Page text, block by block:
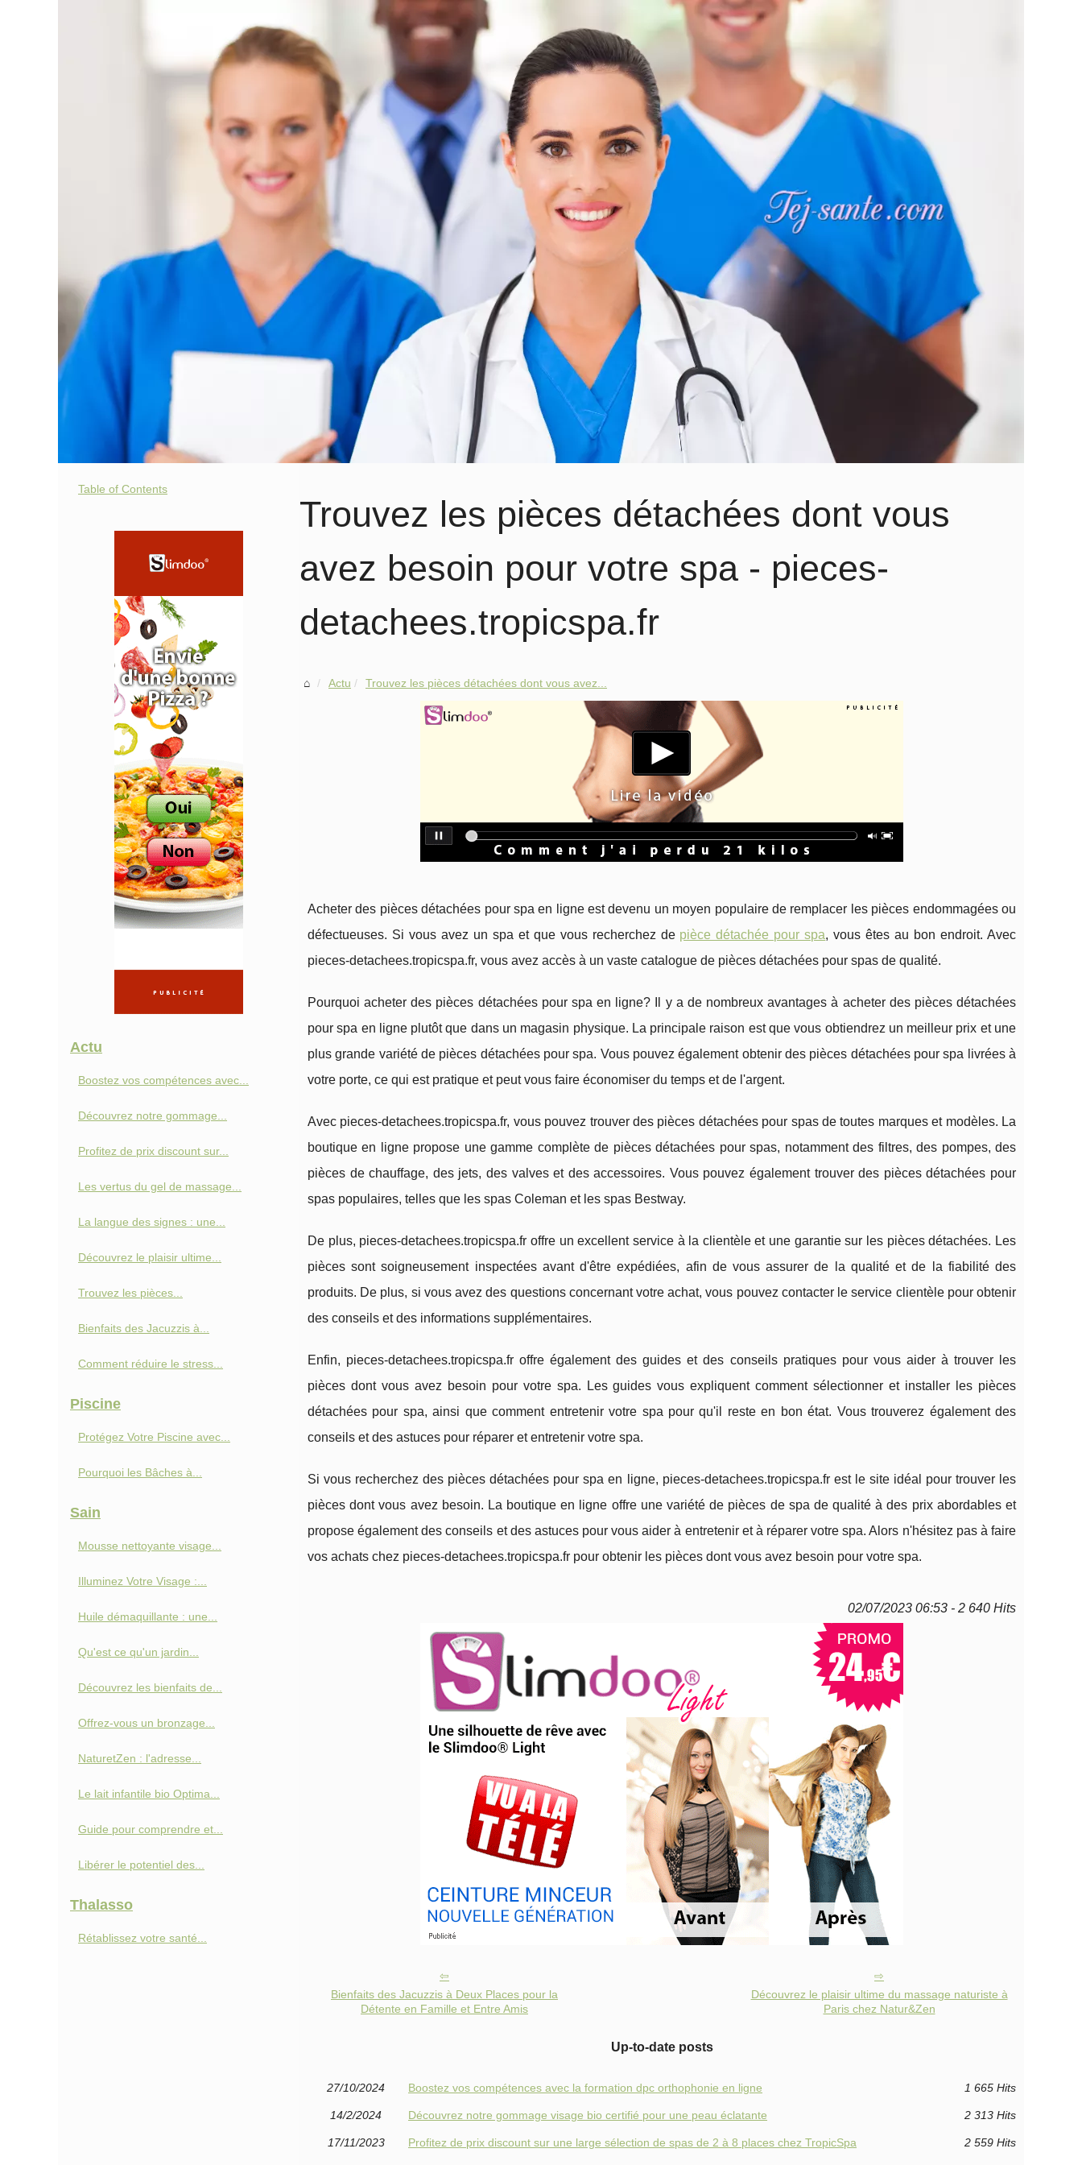
Trouvez les pièces détachées dont vous
avez besoin pour votre spa - pieces-
detachees.tropicspa.fr
Actu Trouvez les pièces détachées dont vous avez...
Acheter des pièces détachées pour spa en ligne est devenu un moyen populaire de remplacer les pièces endommagées ou
défectueuses. Si vous avez un spa et que vous recherchez de pièce détachée pour spa, vous êtes au bon endroit. Avec
pieces-detachees.tropicspa.fr, vous avez accès à un vaste catalogue de pièces détachées pour spas de qualité.
Pourquoi acheter des pièces détachées pour spa en ligne? Il y a de nombreux avantages à acheter des pièces détachées
pour spa en ligne plutôt que dans un magasin physique. La principale raison est que vous obtiendrez un meilleur prix et une
plus grande variété de pièces détachées pour spa. Vous pouvez également obtenir des pièces détachées pour spa livrées à
votre porte, ce qui est pratique et peut vous faire économiser du temps et de l'argent.
Avec pieces-detachees.tropicspa.fr, vous pouvez trouver des pièces détachées pour spas de toutes marques et modèles. La
boutique en ligne propose une gamme complète de pièces détachées pour spas, notamment des filtres, des pompes, des
pièces de chauffage, des jets, des valves et des accessoires. Vous pouvez également trouver des pièces détachées pour
spas populaires, telles que les spas Coleman et les spas Bestway.
De plus, pieces-detachees.tropicspa.fr offre un excellent service à la clientèle et une garantie sur les pièces détachées. Les
pièces sont soigneusement inspectées avant d'être expédiées, afin de vous assurer de la qualité et de la fiabilité des
produits. De plus, si vous avez des questions concernant votre achat, vous pouvez contacter le service clientèle pour obtenir
des conseils et des informations supplémentaires.
Enfin, pieces-detachees.tropicspa.fr offre également des guides et des conseils pratiques pour vous aider à trouver les
pièces dont vous avez besoin pour votre spa. Les guides vous expliquent comment sélectionner et installer les pièces
détachées pour spa, ainsi que comment entretenir votre spa pour qu'il reste en bon état. Vous trouverez également des
conseils et des astuces pour réparer et entretenir votre spa.
Si vous recherchez des pièces détachées pour spa en ligne, pieces-detachees.tropicspa.fr est le site idéal pour trouver les
pièces dont vous avez besoin. La boutique en ligne offre une variété de pièces de spa de qualité à des prix abordables et
propose également des conseils et des astuces pour vous aider à entretenir et à réparer votre spa. Alors n'hésitez pas à faire
vos achats chez pieces-detachees.tropicspa.fr pour obtenir les pièces dont vous avez besoin pour votre spa.
02/07/2023 06:53 - 2 640 Hits
Bienfaits des Jacuzzis à Deux Places pour la
Détente en Famille et Entre Amis
Découvrez le plaisir ultime du massage naturiste à
Paris chez Natur&Zen
Up-to-date posts
27/10/2024 Boostez vos compétences avec la formation dpc orthophonie en ligne 1 665 Hits
14/2/2024 Découvrez notre gommage visage bio certifié pour une peau éclatante 2 313 Hits
17/11/2023 Profitez de prix discount sur une large sélection de spas de 2 à 8 places chez TropicSpa 2 559 Hits
Table of Contents
Actu
Boostez vos compétences avec...
Découvrez notre gommage...
Profitez de prix discount sur...
Les vertus du gel de massage...
La langue des signes : une...
Découvrez le plaisir ultime...
Trouvez les pièces...
Bienfaits des Jacuzzis à...
Comment réduire le stress...
Piscine
Protégez Votre Piscine avec...
Pourquoi les Bâches à...
Sain
Mousse nettoyante visage...
Illuminez Votre Visage :...
Huile démaquillante : une...
Qu'est ce qu'un jardin...
Découvrez les bienfaits de...
Offrez-vous un bronzage...
NaturetZen : l'adresse...
Le lait infantile bio Optima...
Guide pour comprendre et...
Libérer le potentiel des...
Thalasso
Rétablissez votre santé...